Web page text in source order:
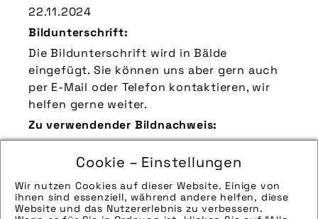
Cookie – Einstellungen
Wir nutzen Cookies auf dieser Website. Einige von
ihnen sind essenziell, während andere helfen, diese
Website und das Nutzererlebnis zu verbessern.
22.11.2024
Bildunterschrift:
Die Bildunterschrift wird in Bälde
eingefügt. Sie können uns aber gern auch
per E-Mail oder Telefon kontaktieren, wir
helfen gerne weiter.
Zu verwendender Bildnachweis:
Quelle/Source: „www.flyer-bikes.com | pd-
Technik-Info:
Hinweise zur weiteren Recherche: